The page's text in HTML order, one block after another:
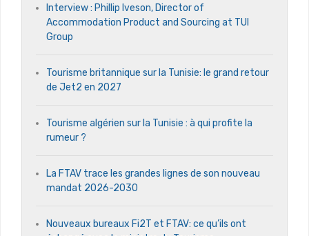
Interview : Phillip Iveson, Director of
Accommodation Product and Sourcing at TUI
Group
Tourisme britannique sur la Tunisie: le grand retour
de Jet2 en 2027
Tourisme algérien sur la Tunisie : à qui profite la
rumeur ?
La FTAV trace les grandes lignes de son nouveau
mandat 2026-2030
Nouveaux bureaux Fi2T et FTAV: ce qu’ils ont